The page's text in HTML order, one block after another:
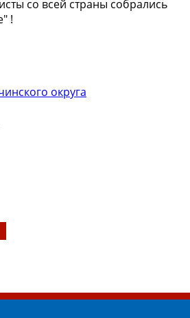
со всей страны собрались
!
округа